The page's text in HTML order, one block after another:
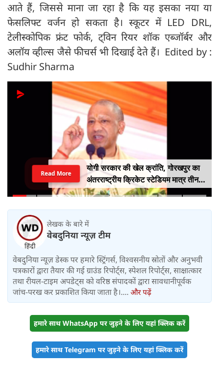
आते हैं, जिससे माना जा रहा है कि यह इसका नया या
फेसलिफ्ट वर्जन हो सकता है। स्कूटर में LED DRL,
टेलीस्कोपिक फ्रंट फोर्क, ट्विन रियर शॉक एब्जॉर्बर और
अलॉय व्हील्स जैसे फीचर्स भी दिखाई देते हैं। Edited by :
Sudhir Sharma
योगी सरकार की खेल क्रांति, गोरखपुर का
अंतरराष्ट्रीय क्रिकेट स्टेडियम मात्र तीन
महीने में लगभग 20% तैयार
Read More
लेखक के बारे में
वेबदुनिया न्यूज़ टीम
वेबदुनिया न्यूज़ डेस्क पर हमारे स्ट्रिंगर्स, विश्वसनीय स्रोतों और अनुभवी
पत्रकारों द्वारा तैयार की गई ग्राउंड रिपोर्ट्स, स्पेशल रिपोर्ट्स, साक्षात्कार
तथा रीयल-टाइम अपडेट्स को वरिष्ठ संपादकों द्वारा सावधानीपूर्वक
जांच-परख कर प्रकाशित किया जाता है।.... और पढ़ें
हमारे साथ WhatsApp पर जुड़ने के लिए यहां क्लिक करें
हमारे साथ Telegram पर जुड़ने के लिए यहां क्लिक करें